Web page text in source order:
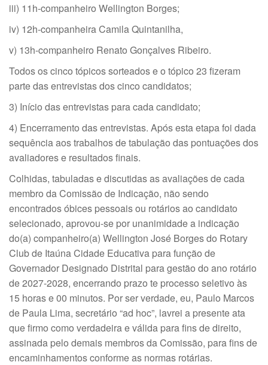
iii) 11h-companheiro Wellington Borges;
iv) 12h-companheira Camila Quintanilha,
v) 13h-companheiro Renato Gonçalves Ribeiro.
Todos os cinco tópicos sorteados e o tópico 23 fizeram
parte das entrevistas dos cinco candidatos;
3) Início das entrevistas para cada candidato;
4) Encerramento das entrevistas. Após esta etapa foi dada
sequência aos trabalhos de tabulação das pontuações dos
avaliadores e resultados finais.
Colhidas, tabuladas e discutidas as avaliações de cada
membro da Comissão de Indicação, não sendo
encontrados óbices pessoais ou rotários ao candidato
selecionado, aprovou-se por unanimidade a indicação
do(a) companheiro(a) Wellington José Borges do Rotary
Club de Itaúna Cidade Educativa para função de
Governador Designado Distrital para gestão do ano rotário
de 2027-2028, encerrando prazo te processo seletivo às
15 horas e 00 minutos. Por ser verdade, eu, Paulo Marcos
de Paula Lima, secretário “ad hoc”, lavrei a presente ata
que firmo como verdadeira e válida para fins de direito,
assinada pelo demais membros da Comissão, para fins de
encaminhamentos conforme as normas rotárias.